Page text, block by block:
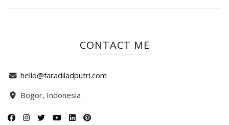
CONTACT ME
hello@faradiladputri.com
Bogor, Indonesia